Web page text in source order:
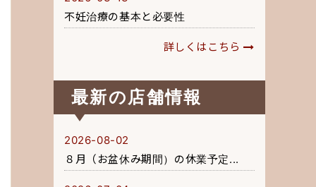
不妊治療の基本と必要性
詳しくはこちら
最新の店舗情報
2026-08-02
８月（お盆休み期間）の休業予定...